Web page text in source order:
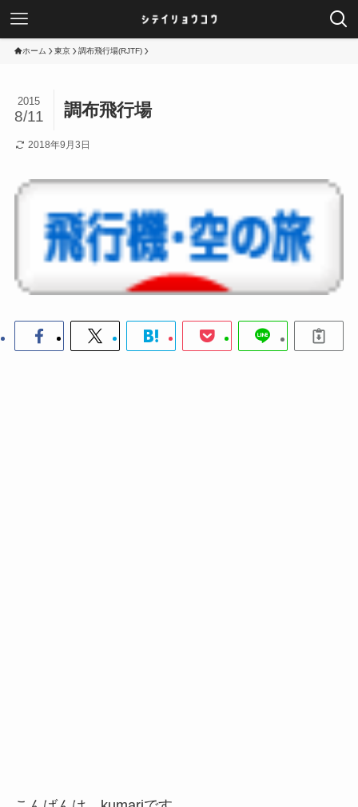
ホーム 東京 調布飛行場(RJTF)
調布飛行場
2015
8/11
2018年9月3日